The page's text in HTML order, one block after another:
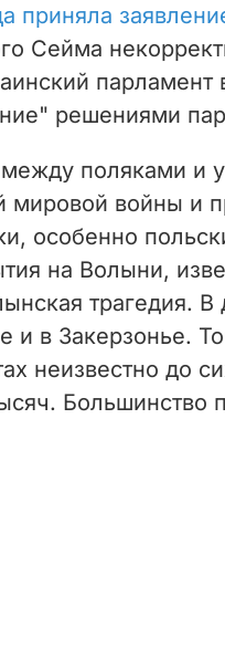
приняла
Сейма
парламент
решениями
поляками и
мировой войны и
особенно
на Волыни,
трагедия. В
в Закерзонье.
неизвестно до
Большинство